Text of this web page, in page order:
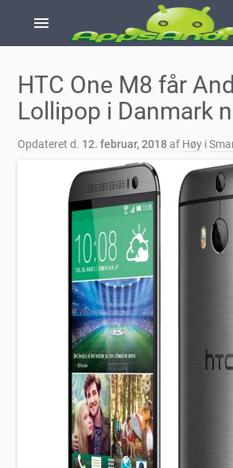
menu
HTC One M8 får
Lollipop i Danmark
Opdateret d. 12. februar, 2018 af Høy i